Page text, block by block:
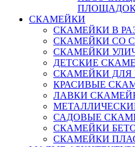
СКАМЕЙКИ
СКАМЕЙКИ В
СКАМЕЙКИ СО
СКАМЕЙКИ
ДЕТСКИЕ
СКАМЕЙКИ ДЛЯ
КРАСИВЫЕ
ЛАВКИ
САДОВЫЕ
СКАМЕЙКИ
СКАМЕЙКИ